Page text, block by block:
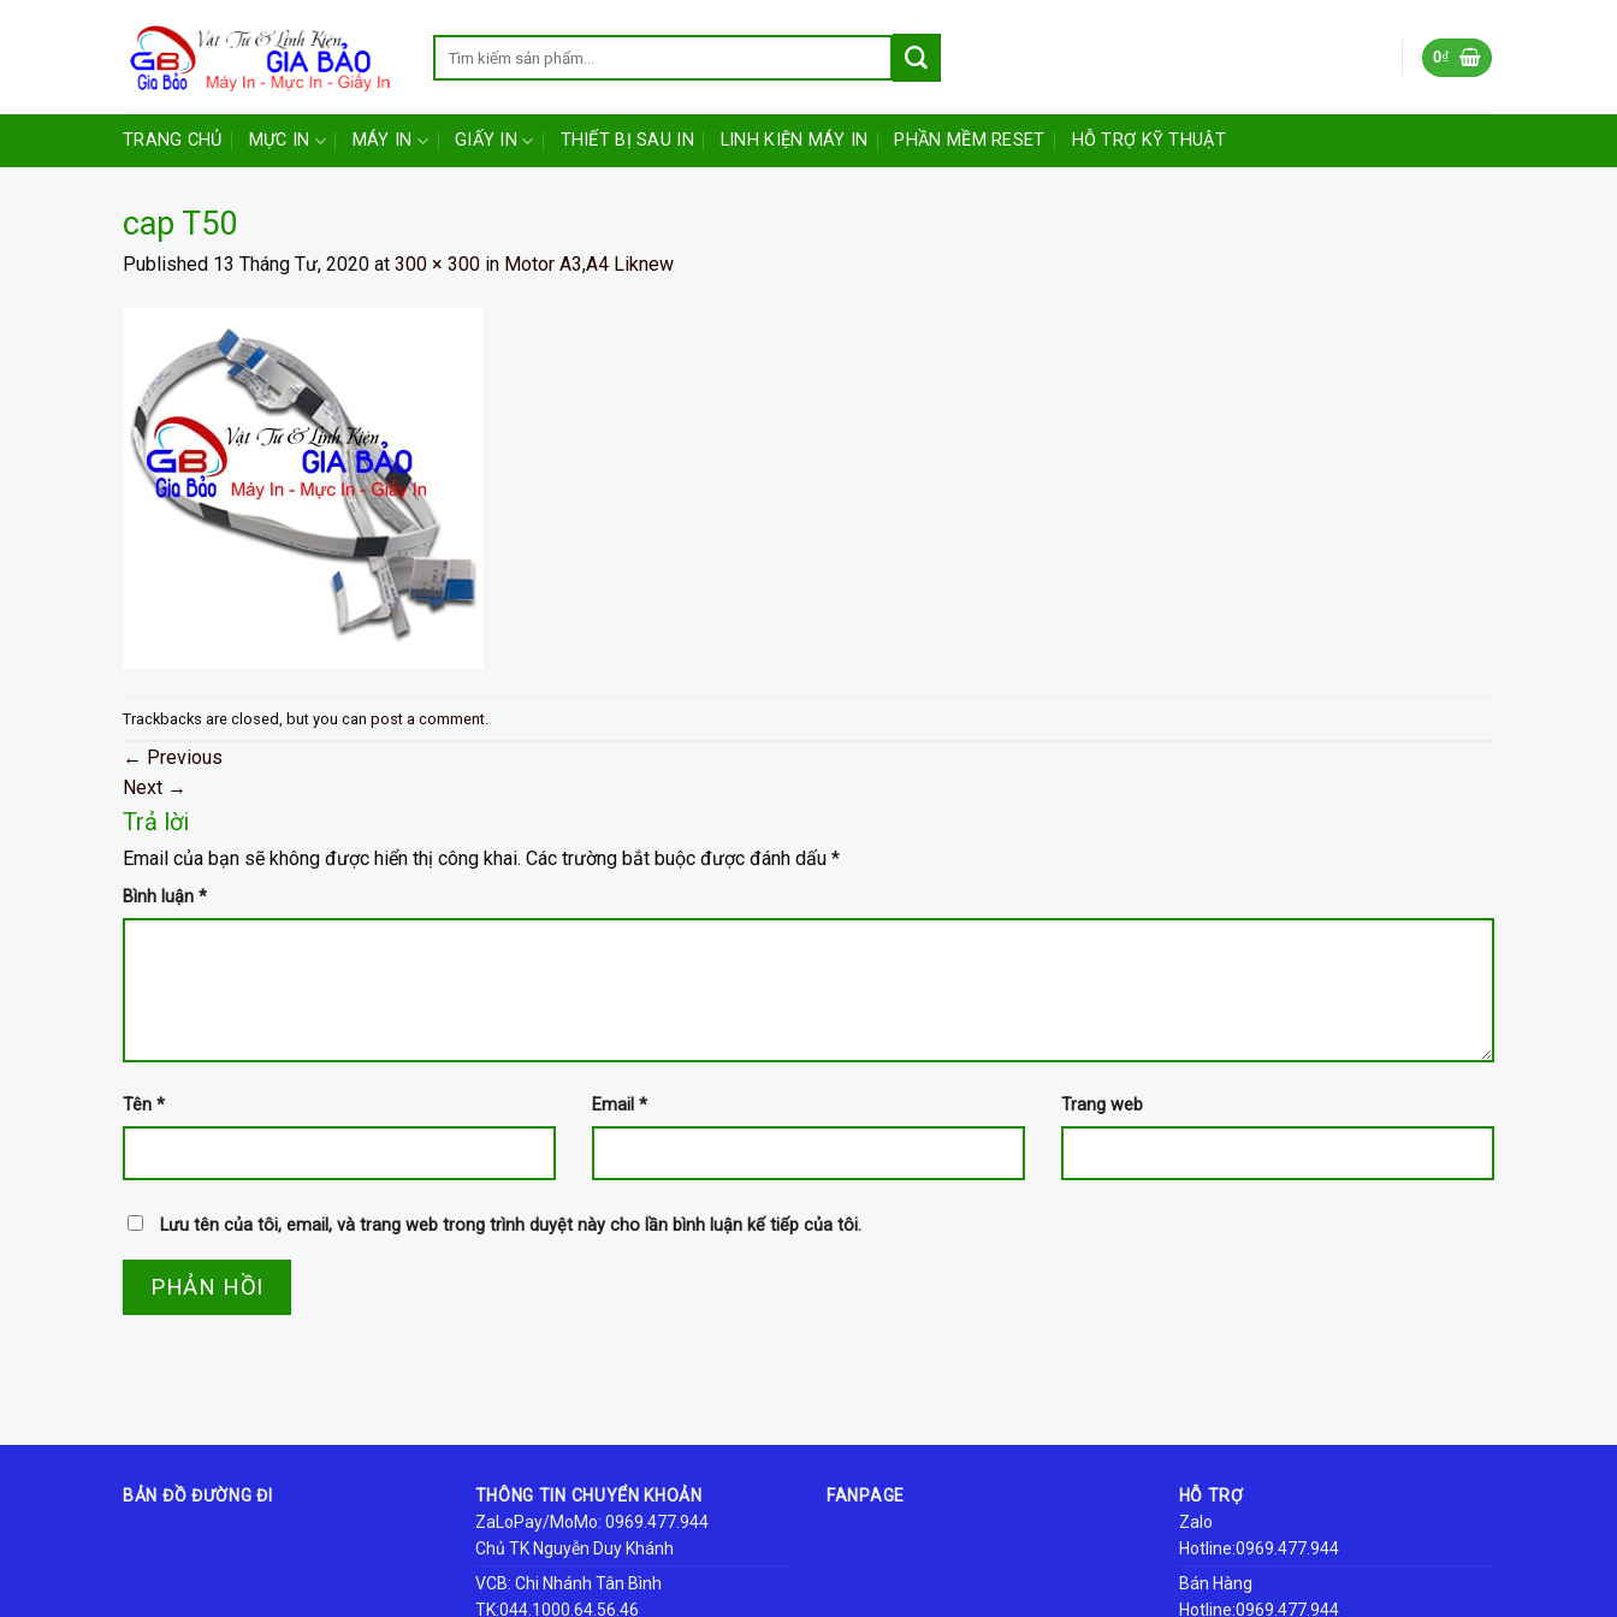
0₫
TRANG CHỦ MỰC IN MÁY IN GIẤY IN THIẾT BỊ SAU IN LINH KIỆN MÁY IN PHẦN MỀM RESET HỖ TRỢ KỸ THUẬT
cap T50
Published 13 Tháng Tư, 2020 at 300 × 300 in Motor A3,A4 Liknew
Trackbacks are closed, but you can post a comment
← Previous
Next →
Trả lời
Email của bạn sẽ không được hiển thị công khai. Các trường bắt buộc được đánh dấu *
Bình luận *
Tên * Email * Trang web
Lưu tên của tôi, email, và trang web trong trình duyệt này cho lần bình luận kế tiếp của tôi.
BẢN ĐỒ ĐƯỜNG ĐI
THÔNG TIN CHUYỂN KHOẢN
ZaLoPay/MoMo: 0969.477.944
Chủ TK Nguyễn Duy Khánh
VCB: Chi Nhánh Tân Bình
TK:044.1000.64.56.46
FANPAGE
HỖ TRỢ
Zalo
Hotline:0969.477.944
Bán Hàng
Hotline:0969.477.944